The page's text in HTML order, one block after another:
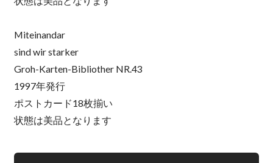
Miteinandar
sind wir starker
Groh-Karten-Bibliother NR.43
1997年発行
ポストカード18枚揃い
状態は美品となります